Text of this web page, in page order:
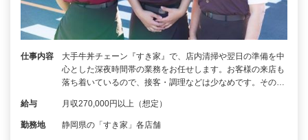
仕事内容
大手牛丼チェーン『すき家』で、店内清掃や翌日の準備を中
心とした深夜時間帯の業務をお任せします。お客様の来店も
落ち着いているので、接客・調理などは少なめです。その…
給与 月収270,000円以上（想定）
勤務地 静岡県の「すき家」各店舗